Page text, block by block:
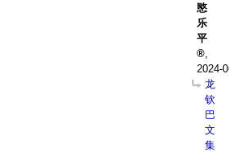
愍
乐
平
2024-
龙
钦
巴
文
集